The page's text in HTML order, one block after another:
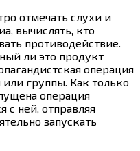
отмечать слухи и
вычислять, кто
противодействие.
ли это продукт
операция
группы. Как только
операция
с ней, отправляя
запускать